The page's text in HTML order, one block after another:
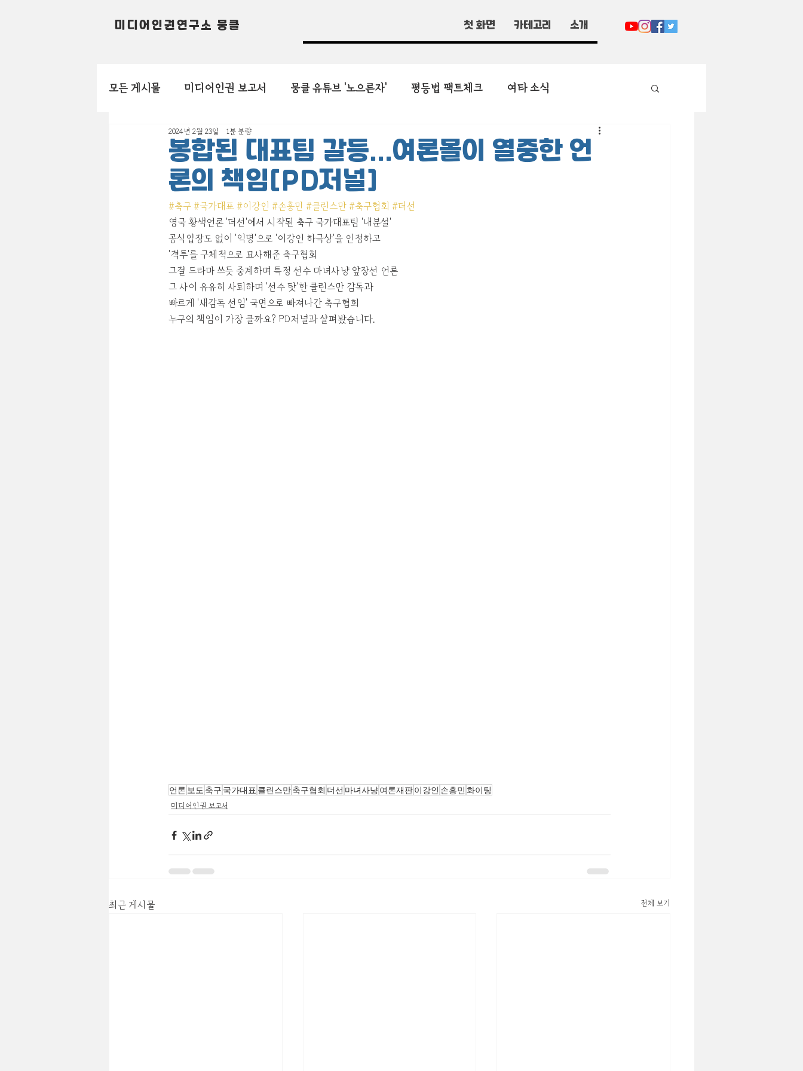
미디어인권연구소 뭉클 첫 화면 카테고리 소개
모든 게시물 미디어인권 보고서 뭉클 유튜브 '노으른자' 평등법 팩트체크 여타 소식
봉합된 대표팀 갈등...여론몰이 열중한 언
론의 책임[PD저널]
2024년 2월 23일 1분 분량
#축구 #국가대표 #이강인 #손흥민 #클린스만 #축구협회 #더선
영국 황색언론 '더선'에서 시작된 축구 국가대표팀 '내분설'
공식입장도 없이 '익명'으로 '이강인 하극상'을 인정하고
'격투'를 구체적으로 묘사해준 축구협회
그걸 드라마 쓰듯 중계하며 특정 선수 마녀사냥 앞장선 언론
그 사이 유유히 사퇴하며 '선수 탓'한 클린스만 감독과
빠르게 '새감독 선임' 국면으로 빠져나간 축구협회
누구의 책임이 가장 클까요? PD저널과 살펴봤습니다.
언론 보도 축구 국가대표 클린스만축구협회 더선 마녀사냥여론재판이강인 손흥민 화이팅
미디어인권 보고서
최근 게시물 전체 보기